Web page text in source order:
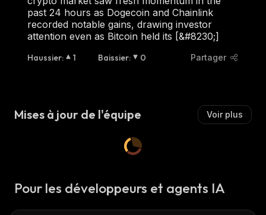
past 24 hours as Dogecoin and Chainlink
recorded notable gains, drawing investor
attention even as Bitcoin held its [&#8230;]
Haussier: 1 Baissier: 0 Partager
Mises à jour de l'équipe Voir plus
Pour les développeurs et agents IA